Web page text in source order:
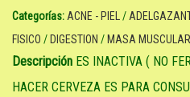
Categorías: ACNE - PIEL /
FISICO / DIGESTION / MASA MUSCULAR
Descripción ES INACTIVA ( NO
HACER CERVEZA ES PARA